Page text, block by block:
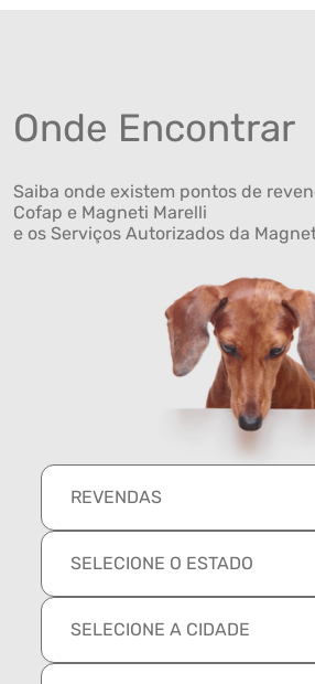
Onde Encontrar
Saiba onde existem pontos de
Cofap e Magneti Marelli
e os Serviços Autorizados da
REVENDAS
SELECIONE O ESTADO
SELECIONE A CIDADE